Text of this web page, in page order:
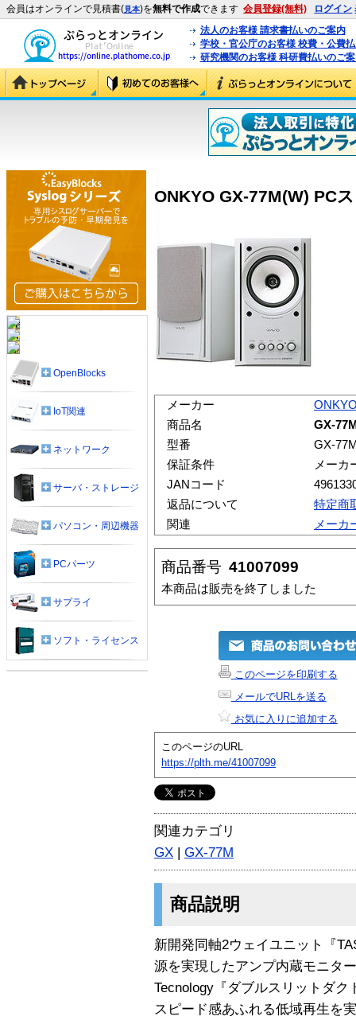
会員はオンラインで見積書(見本)を無料で作成できます 会員登録(無料) ログイン
法人のお客様 請求書払いのご案内
学校・官公庁のお客様 校費・公費
研究機関のお客様 科研費払いのご
ONKYO GX-77M(W) PC
メーカー
商品名
GX-
型番
GX-
保証条件
メーカ
JANコード
返品について
特定商
関連
メーカ
商品番号 41007099
本商品は販売を終了しました
このページを印刷する
メールでURLを送る
お気に入りに追加する
このページのURL
https://plth.me/41007099
関連カテゴリ
GX | GX-77M
商品説明
新開発同軸2ウェイユニット『
源を実現したアンプ内蔵モニタ
Tecnology『ダブルスリットダ
スピード感あふれる低域再生を
OpenBlocks
IoT関連
ネットワーク
サーバ・ストレージ
パソコン・周辺機器
PCパーツ
サプライ
ソフト・ライセンス